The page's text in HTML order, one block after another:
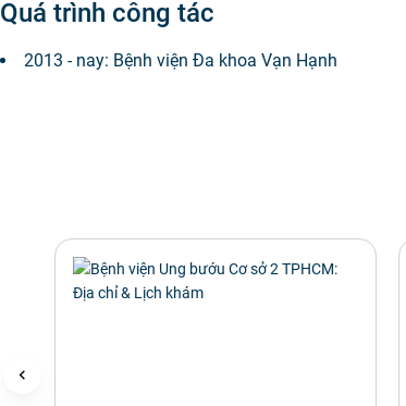
Quá trình công tác
2013 - nay: Bệnh viện Đa khoa Vạn Hạnh